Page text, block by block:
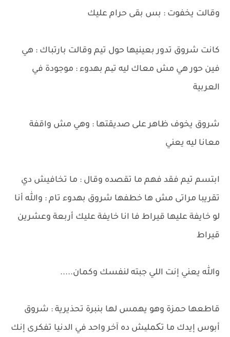
وقالت يخفوت : بس بقى حرام عليك
كانت شروق تدور بعينيها حول تيم وقالت بارتباك : هي
فين حور هي مش معاك ليه تیم بهدوء : موجودة في
العربية
شروق يخوف ظاهر على صديقتها : وهي مش واقفة
معانا ليه يعني
ابتسم تيم فقد فهم ما تقصده وقال : ما تخافيش دي
تقريبا مراتى مش ها خطفها شروق بهدوء تام : والله أنا
لو خايفة عليها قيراط فا انا خايفة عليك أربعة وعشرين
قيراط
والله يعني إنت اللي جبته لنفسك وكمان.....
قاطعها حمزة وهو يهمس لها بنبرة تحذيرية : شروق
أبوس إيدك ما تکملیش ده آخر واحد في الدنيا تفكرى إنك